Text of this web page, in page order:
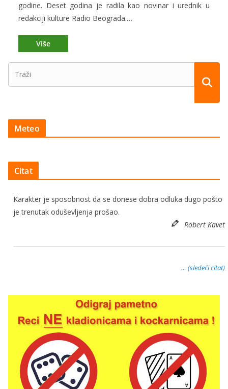
godine. Deset godina je radila kao novinar i urednik u
redakciji kulture Radio Beograda.…
Meteo
Citat
Karakter je sposobnost da se donese dobra odluka dugo pošto
je trenutak oduševljenja prošao.
Robert Kavet
… (sledeći citat)